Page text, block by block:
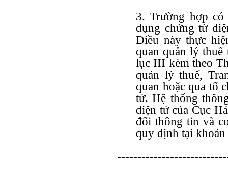
3. Trường hợp
dụng chứng từ
Điều này thực
quan quản lý
lục III kèm theo
quản lý thuế,
quan hoặc qua tổ
tử. Hệ thống
điện tử của Cục
đổi thông tin và
quy định tại